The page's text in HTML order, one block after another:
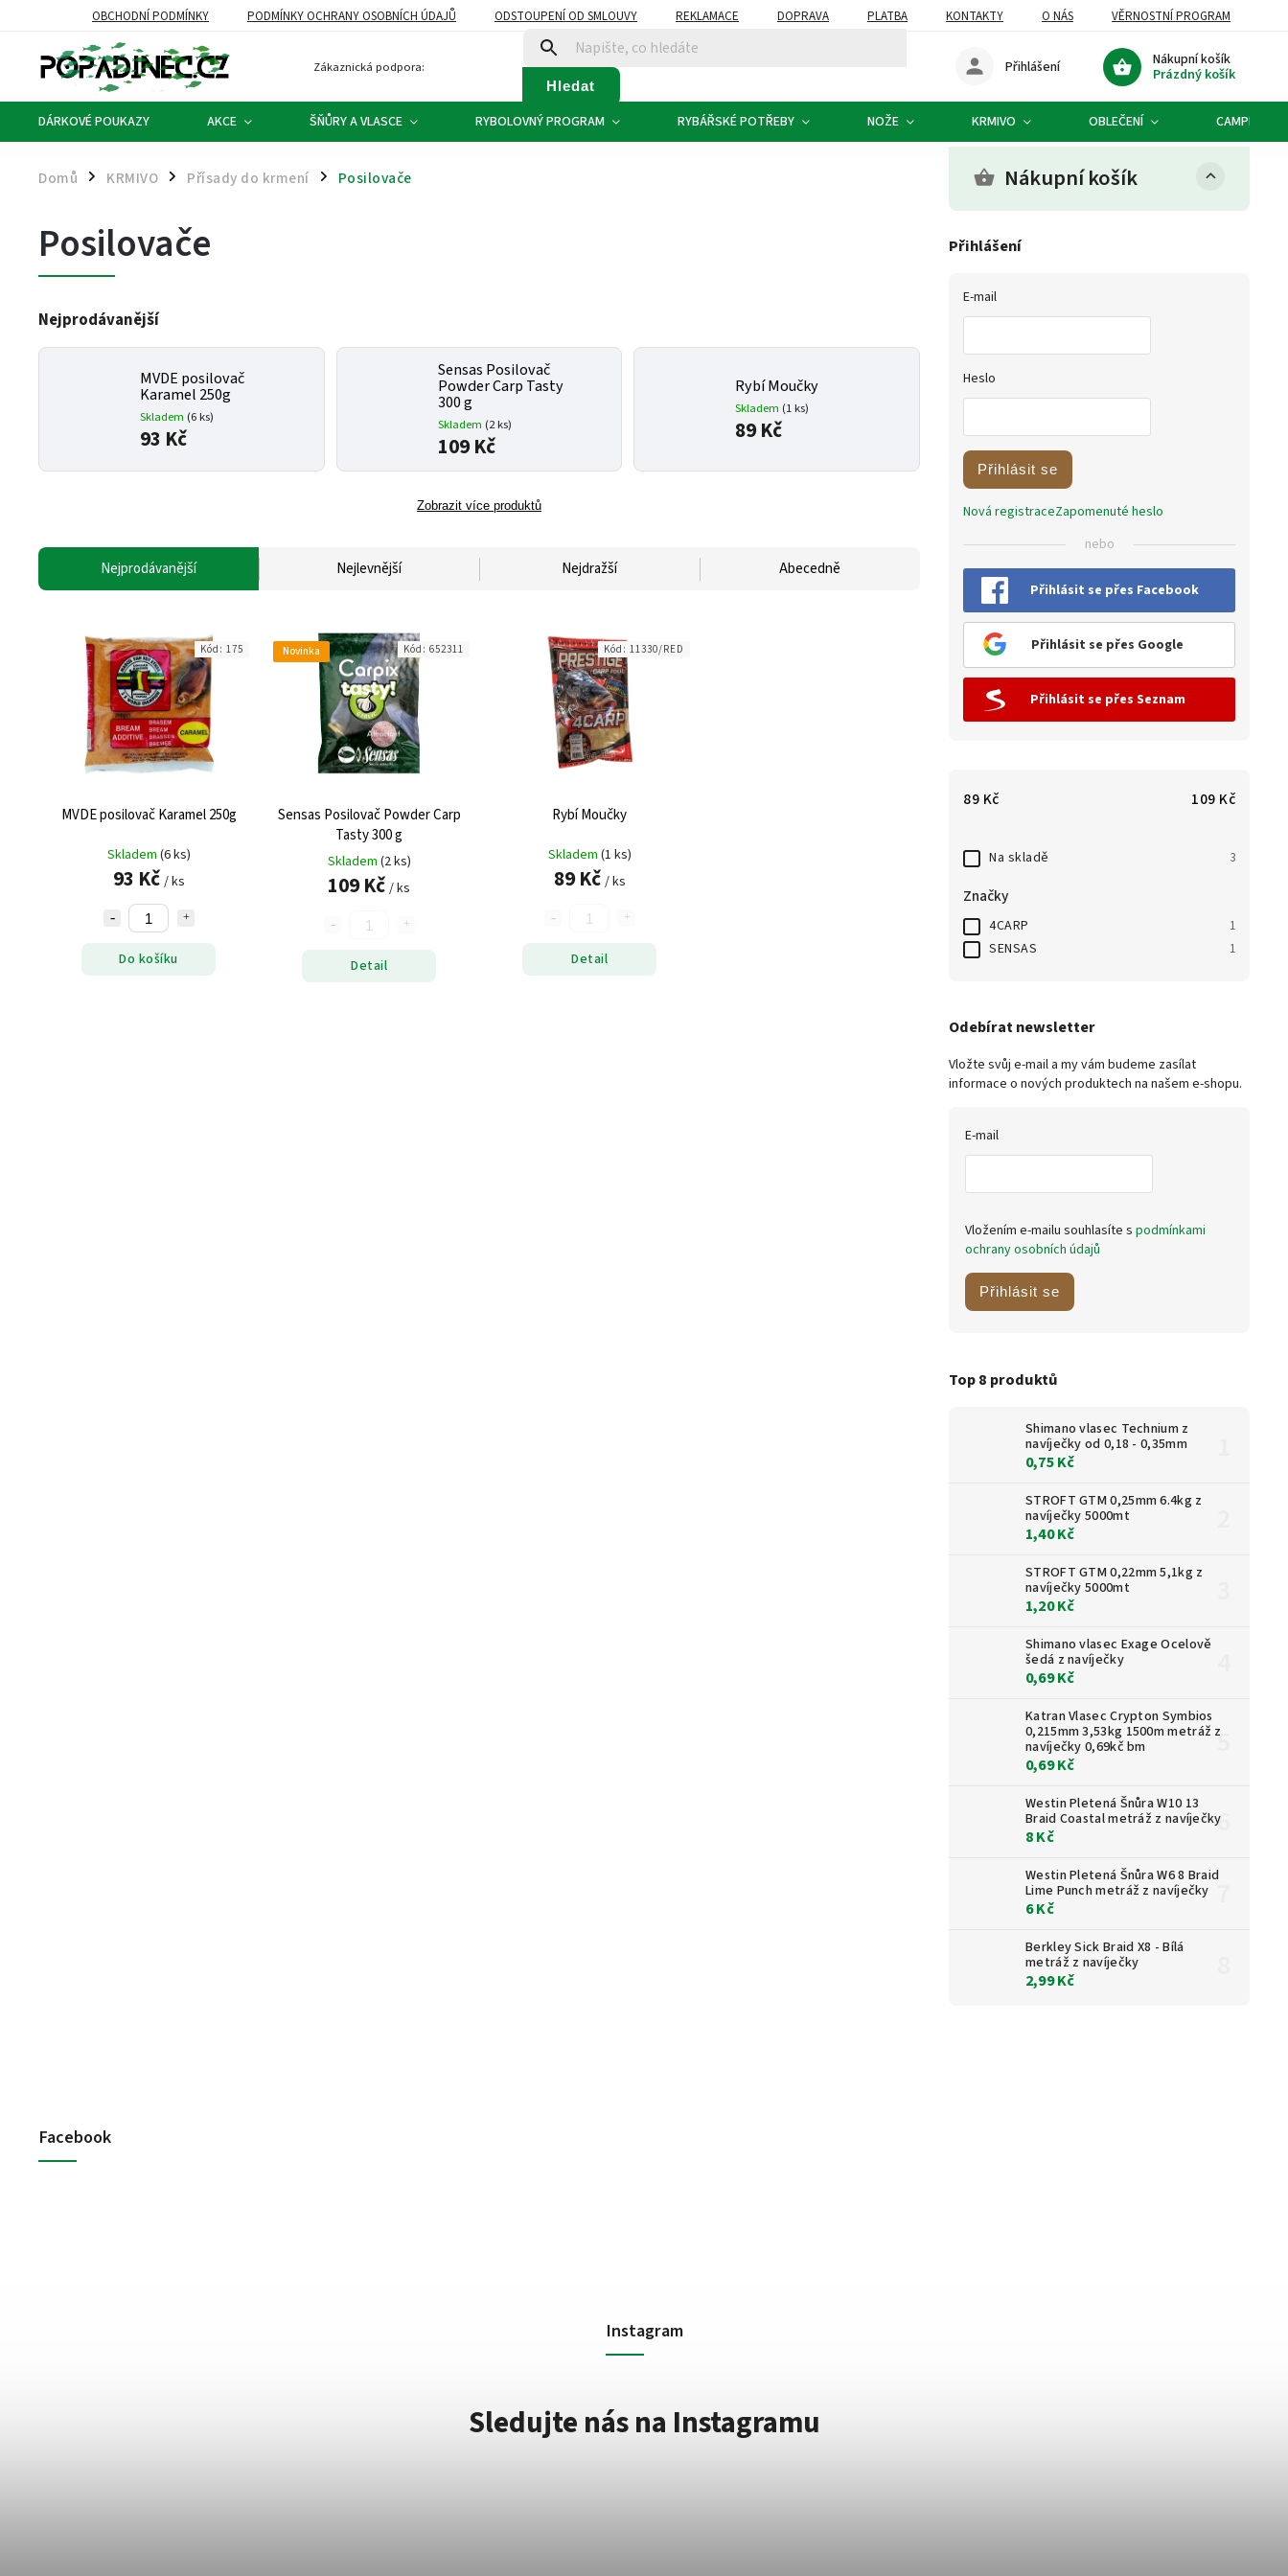
OBCHODNÍ PODMÍNKY PODMÍNKY OCHRANY OSOBNÍCH ÚDAJŮ ODSTOUPENÍ OD SMLOUVY REKLAMACE DOPRAVA PLATBA KONTAKTY O NÁS VĚRNOSTNÍ PROGRAM
Zákaznická podpora:
Hledat
Nákupní košík
Prázdný košík
Přihlášení
DÁRKOVÉ POUKAZY AKCE ŠŇŮRY A VLASCE RYBOLOVNÝ PROGRAM RYBÁŘSKÉ POTŘEBY NOŽE KRMIVO OBLEČENÍ CAMPING
Domů / KRMIVO / Přísady do krmení / Posilovače Nákupní košík
Přihlášení
E-mail
Heslo
Přihlásit se
Nová registraceZapomenuté heslo
nebo
Přihlásit se přes Facebook
Přihlásit se přes Google
Přihlásit se přes Seznam
89 Kč 109 Kč
Na skladě 3
Značky
4CARP 1
SENSAS 1
Odebírat newsletter
Vložte svůj e-mail a my vám budeme zasílat
informace o nových produktech na našem e-shopu.
E-mail
Vložením e-mailu souhlasíte s podmínkami
ochrany osobních údajů
Přihlásit se
Top 8 produktů
Shimano vlasec Technium z
navíječky od 0,18 - 0,35mm
0,75 Kč
STROFT GTM 0,25mm 6.4kg z
navíječky 5000mt
1,40 Kč
STROFT GTM 0,22mm 5,1kg z
navíječky 5000mt
1,20 Kč
Shimano vlasec Exage Ocelově
šedá z navíječky
0,69 Kč
Katran Vlasec Crypton Symbios
0,215mm 3,53kg 1500m metráž z
navíječky 0,69kč bm
0,69 Kč
Westin Pletená Šnůra W10 13
Braid Coastal metráž z navíječky
8 Kč
Westin Pletená Šnůra W6 8 Braid
Lime Punch metráž z navíječky
6 Kč
Berkley Sick Braid X8 - Bílá
metráž z navíječky
2,99 Kč
Posilovače
Nejprodávanější
MVDE posilovač
Karamel 250g
Skladem (6 ks)
93 Kč
Sensas Posilovač
Powder Carp Tasty
300 g
Skladem (2 ks)
109 Kč
Rybí Moučky
Skladem (1 ks)
89 Kč
Zobrazit více produktů
Nejprodávanější Nejlevnější Nejdražší Abecedně
MVDE posilovač Karamel 250g
Skladem (6 ks)
93 Kč / ks
Do košíku
Kód: 175 Novinka
Sensas Posilovač Powder Carp
Tasty 300 g
Skladem (2 ks)
109 Kč / ks
Detail
Kód: 652311
Rybí Moučky
Skladem (1 ks)
89 Kč / ks
Detail
Kód: 11330/RED
Facebook
Instagram
Sledujte nás na Instagramu